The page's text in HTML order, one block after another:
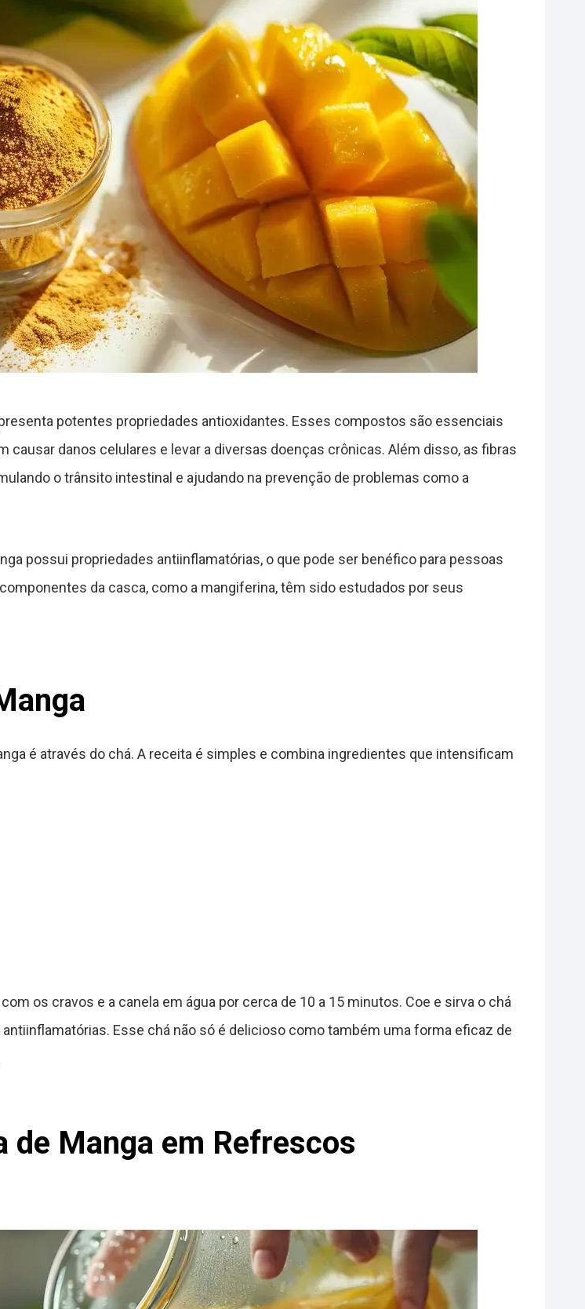
potentes propriedades antioxidantes. Esses compostos são essenciais
danos celulares e levar a diversas doenças crônicas. Além disso, as fibras
o trânsito intestinal e ajudando na prevenção de problemas como a
possui propriedades antiinflamatórias, o que pode ser benéfico para pessoas
da casca, como a mangiferina, têm sido estudados por seus
é através do chá. A receita é simples e combina ingredientes que intensificam
os cravos e a canela em água por cerca de 10 a 15 minutos. Coe e sirva o chá
Esse chá não só é delicioso como também uma forma eficaz de
de Manga em Refrescos